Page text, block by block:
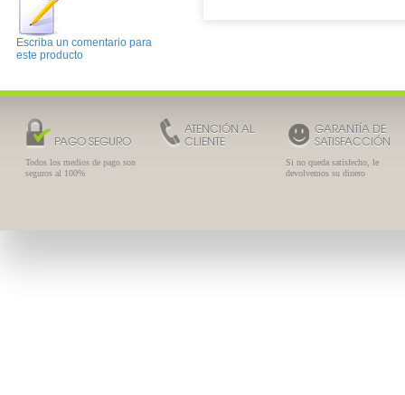
Escriba un comentario para
este producto
PAGO SEGURO
Todos los medios de pago son
seguros al 100%
ATENCIÓN AL
CLIENTE
GARANTÍA DE
SATISFACCIÓN
Si no queda satisfecho, le
devolvemos su dinero